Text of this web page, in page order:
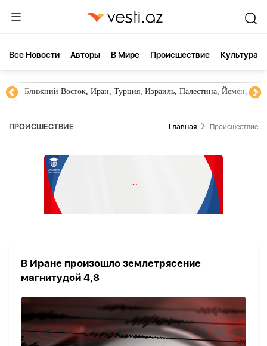
Все Новости Aвторы В Мире Происшествие Культура
Ближний Восток, Иран, Турция, Израиль, Палестина, Йемен,
ПРОИСШЕСТВИЕ Главная Происшествие
В Иране произошло землетрясение
магнитудой 4,8